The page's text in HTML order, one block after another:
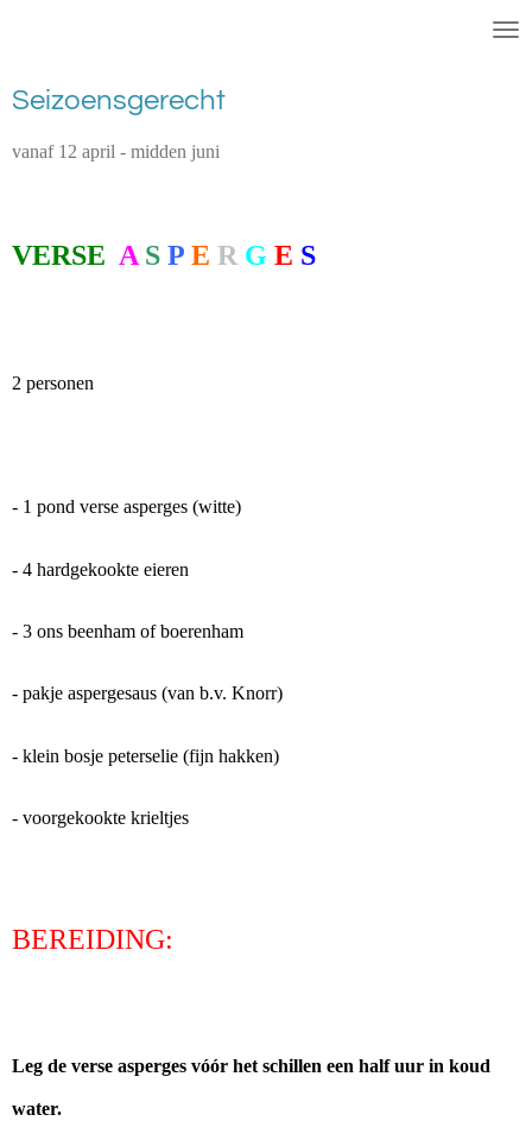
de
Seizoensgerecht
vanaf 12 april - midden juni
VERSE A S P E R G E S
2 personen
- 1 pond verse asperges (witte)
- 4 hardgekookte eieren
- 3 ons beenham of boerenham
- pakje aspergesaus (van b.v. Knorr)
- klein bosje peterselie (fijn hakken)
- voorgekookte krieltjes
BEREIDING:
Leg de verse asperges vóór het schillen een half uur in koud
water.